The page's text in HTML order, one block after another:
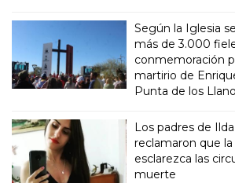
Según la Iglesia
más de 3.000
conmemoración
martirio de
Punta de los
Los padres de
reclamaron que la
esclarezca las
muerte